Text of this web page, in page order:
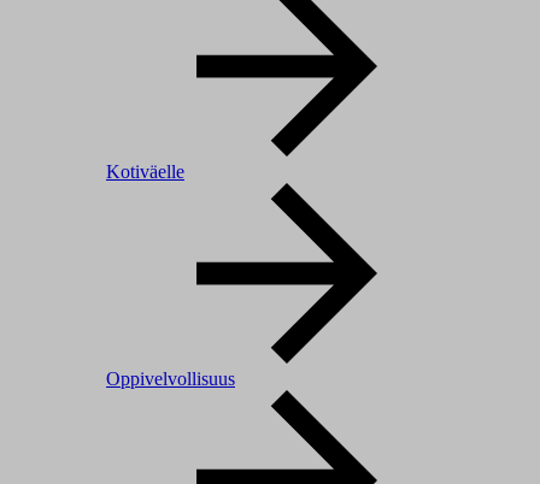
Kotiväelle
Oppivelvollisuus